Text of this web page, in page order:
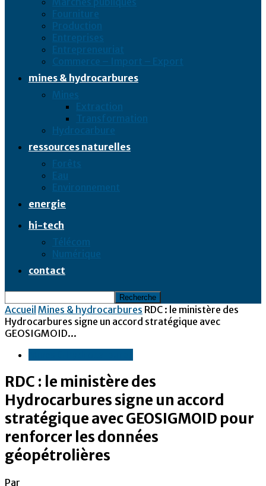
Fourniture
Production
Entreprises
Entrepreneuriat
Commerce – Import – Export
mines & hydrocarbures
Mines
Extraction
Transformation
Hydrocarbure
ressources naturelles
Forêts
Eau
Environnement
energie
hi-tech
Télécom
Numérique
contact
Accueil Mines & hydrocarbures RDC : le ministère des
Hydrocarbures signe un accord stratégique avec
GEOSIGMOID...
RDC : le ministère des
Hydrocarbures signe un accord
stratégique avec GEOSIGMOID pour
renforcer les données
géopétrolières
Par